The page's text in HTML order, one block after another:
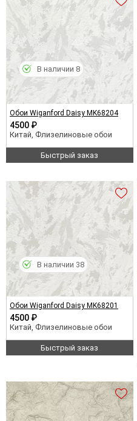
Обои Wiganford Daisy MK68204
4500 ₽
Китай, Флизелиновые обои
Быстрый заказ
В наличии 8
Обои Wiganford Daisy MK68201
4500 ₽
Китай, Флизелиновые обои
Быстрый заказ
В наличии 38